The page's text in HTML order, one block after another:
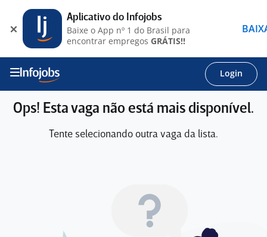
Login
Ops! Esta vaga não está mais disponível.
Tente selecionando outra vaga da lista.
Aplicativo do Infojobs
Baixe o App nº 1 do Brasil para
encontrar empregos GRÁTIS!!